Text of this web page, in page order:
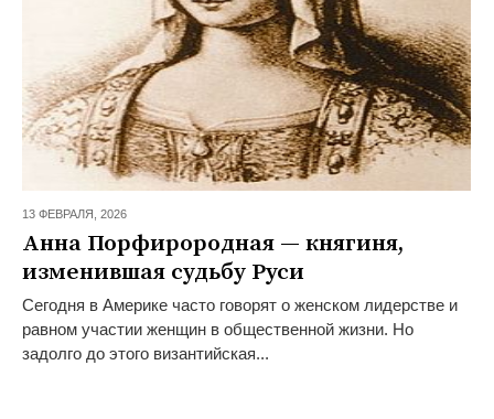
13 ФЕВРАЛЯ, 2026
Анна Порфирородная — княгиня,
изменившая судьбу Руси
Сегодня в Америке часто говорят о женском лидерстве и
равном участии женщин в общественной жизни. Но
задолго до этого византийская...